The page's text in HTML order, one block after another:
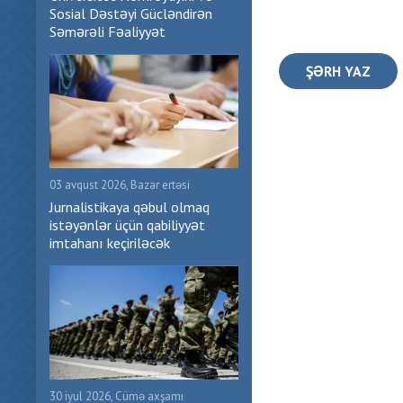
Sosial Dəstəyi Gücləndirən
Səmərəli Fəaliyyət
03 avqust 2026, Bazar ertəsi
Jurnalistikaya qəbul olmaq
istəyənlər üçün qabiliyyət
imtahanı keçiriləcək
30 iyul 2026, Cümə axşamı
ŞƏRH YAZ